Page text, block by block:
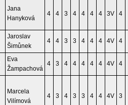
Jana
Hanyková
4 4 3 4 4 4 4 3V 4
Jaroslav
Šimůnek
4 4 3 3 4 4 4 4V 4
Eva
Žampachová
4 3 4 4 4 4 4 4V 4
Marcela
Vilímová
4 3 4 3 3 4 4 4V 3